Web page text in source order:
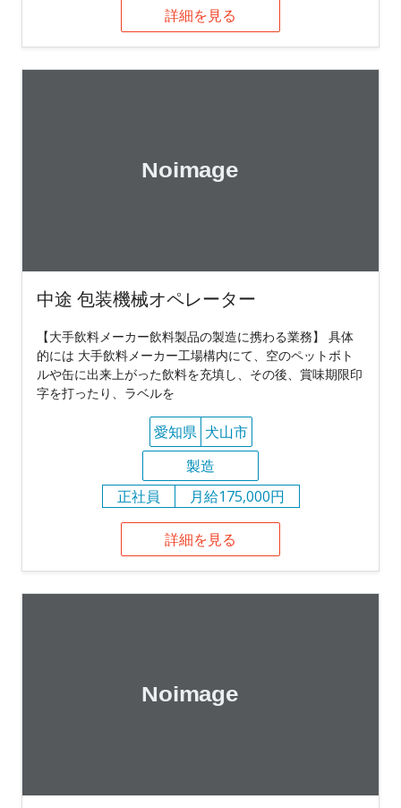
詳細を見る
中途 包装機械オペレーター
【大手飲料メーカー飲料製品の製造に携わる業務】 具体
的には 大手飲料メーカー工場構内にて、空のペットボト
ルや缶に出来上がった飲料を充填し、その後、賞味期限印
字を打ったり、ラベルを
愛知県 犬山市
製造
正社員
月給175,000円
詳細を見る